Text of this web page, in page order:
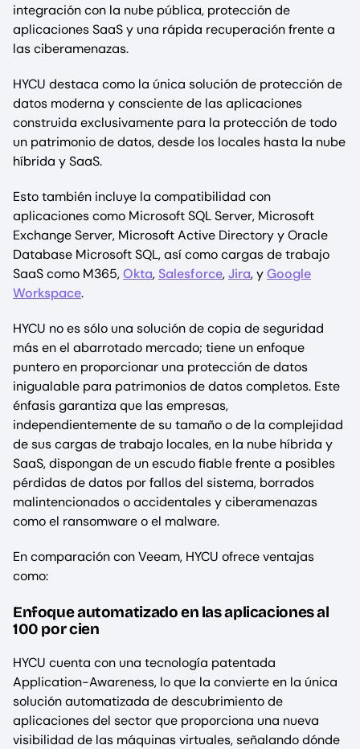
integración con la nube pública, protección de
aplicaciones SaaS y una rápida recuperación frente a
las ciberamenazas.
HYCU destaca como la única solución de protección de
datos moderna y consciente de las aplicaciones
construida exclusivamente para la protección de todo
un patrimonio de datos, desde los locales hasta la nube
híbrida y SaaS.
Esto también incluye la compatibilidad con
aplicaciones como Microsoft SQL Server, Microsoft
Exchange Server, Microsoft Active Directory y Oracle
Database Microsoft SQL, así como cargas de trabajo
SaaS como M365,Okta,Salesforce,Jira, yGoogle
Workspace.
HYCU no es sólo una solución de copia de seguridad
más en el abarrotado mercado; tiene un enfoque
puntero en proporcionar una protección de datos
inigualable para patrimonios de datos completos. Este
énfasis garantiza que las empresas,
independientemente de su tamaño o de la complejidad
de sus cargas de trabajo locales, en la nube híbrida y
SaaS, dispongan de un escudo fiable frente a posibles
pérdidas de datos por fallos del sistema, borrados
malintencionados o accidentales y ciberamenazas
como el ransomware o el malware.
En comparación con Veeam, HYCU ofrece ventajas
como:
Enfoque automatizado en las aplicaciones al
100 por cien
HYCU cuenta con una tecnología patentada
Application-Awareness, lo que la convierte en la única
solución automatizada de descubrimiento de
aplicaciones del sector que proporciona una nueva
visibilidad de las máquinas virtuales, señalando dónde